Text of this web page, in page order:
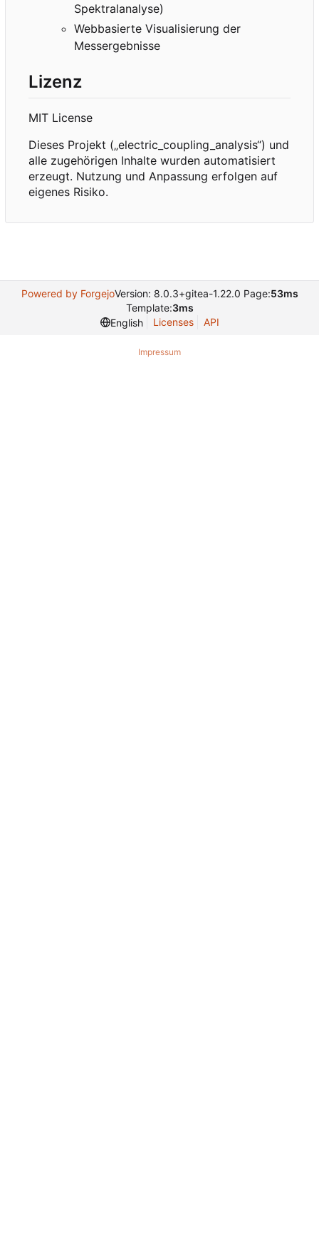
Spektralanalyse)
Webbasierte Visualisierung der
Messergebnisse
Lizenz
MIT License
Dieses Projekt („electric_coupling_analysis“) und
alle zugehörigen Inhalte wurden automatisiert
erzeugt. Nutzung und Anpassung erfolgen auf
eigenes Risiko.
Powered by ForgejoVersion: 8.0.3+gitea-1.22.0 Page:53ms
Template:3ms
English
Licenses API
Impressum